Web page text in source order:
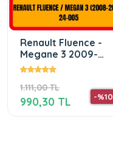
Renault Fluence -
Megane 3 2009-
2019 Ön Gögüs
Koruma Koruyucu
Kilifi Halisi
1.111,00 TL
-%10
990,30 TL